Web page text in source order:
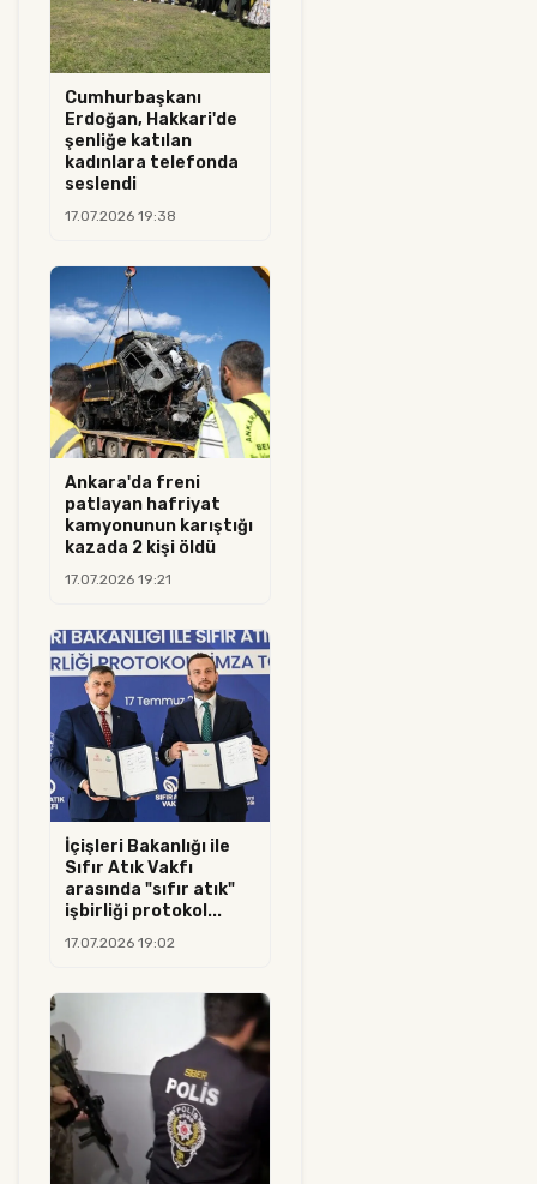
Cumhurbaşkanı
Erdoğan, Hakkari'de
şenliğe katılan
kadınlara telefonda
seslendi
17.07.2026 19:38
Ankara'da freni
patlayan hafriyat
kamyonunun karıştığı
kazada 2 kişi öldü
17.07.2026 19:21
İçişleri Bakanlığı ile
Sıfır Atık Vakfı
arasında "sıfır atık"
işbirliği protokol...
17.07.2026 19:02